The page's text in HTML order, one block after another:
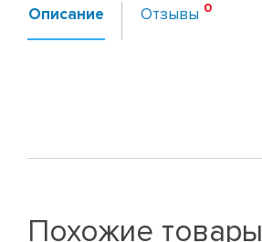
Описание Отзывы
Похожие товары